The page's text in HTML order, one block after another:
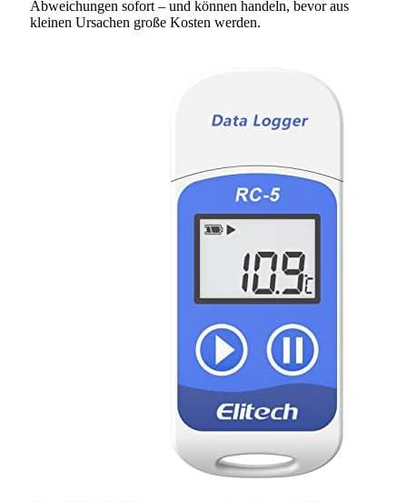
Abweichungen sofort – und können handeln, bevor aus
kleinen Ursachen große Kosten werden.